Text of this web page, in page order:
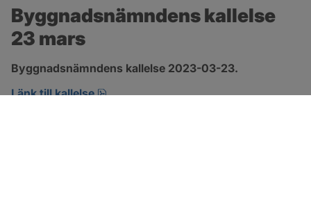
Byggnadsnämndens kallelse
23 mars
Byggnadsnämndens kallelse 2023-03-23.
Länk till kallelse
pdf, 101.6 kB, öppnas i nytt fönster.